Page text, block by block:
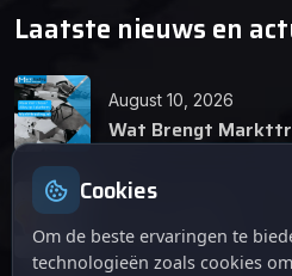
Laatste nieuws en
August 10, 2026
Wat Brengt
Tips en Tricks
Cookies
Om de beste ervaringen te
technologieën zoals cookies